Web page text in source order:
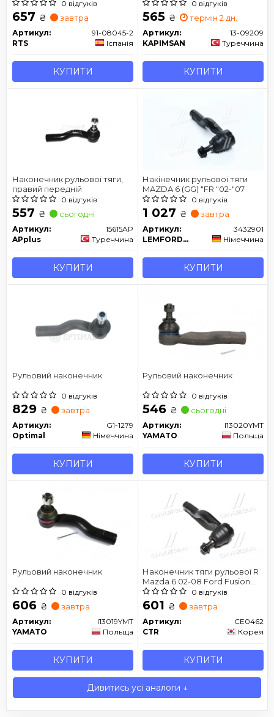
0 відгуків
657 ₴ завтра
Артикул:
91-08045-2
RTS
Іспанія
КУПИТИ
0 відгуків
565 ₴ термін 2 дн.
Артикул:
13-09209
KAPIMSAN
Туреччина
КУПИТИ
Наконечник рульової тяги,
правий передній
0 відгуків
557 ₴ сьогодні
Артикул:
15615AP
APplus
Туреччина
КУПИТИ
Накінечник рульової тяги
MAZDA 6 (GG) "FR "02-"07
0 відгуків
1 027 ₴ завтра
Артикул:
3432901
LEMFORDER
Німеччина
КУПИТИ
Рульовий наконечник
0 відгуків
829 ₴ завтра
Артикул:
G1-1279
Optimal
Німеччина
КУПИТИ
Рульовий наконечник
0 відгуків
546 ₴ сьогодні
Артикул:
I13020YMT
YAMATO
Польща
КУПИТИ
Рульовий наконечник
0 відгуків
606 ₴ завтра
Артикул:
I13019YMT
YAMATO
Польща
КУПИТИ
Наконечник тяги рульової R
Mazda 6 02-08 Ford Fusion
06-12 Lincoln MKZ 07-12 (вир-
во CTR)
0 відгуків
601 ₴ завтра
Артикул:
CE0462
CTR
Корея
КУПИТИ
Дивитись усі аналоги ↓